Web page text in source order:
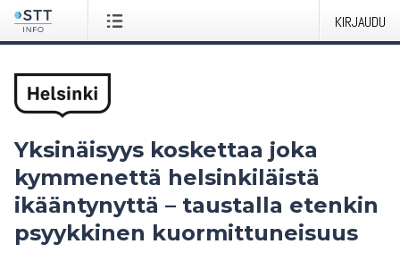
KIRJAUDU
Yksinäisyys koskettaa joka
kymmenettä helsinkiläistä
ikääntynyttä – taustalla etenkin
psyykkinen kuormittuneisuus